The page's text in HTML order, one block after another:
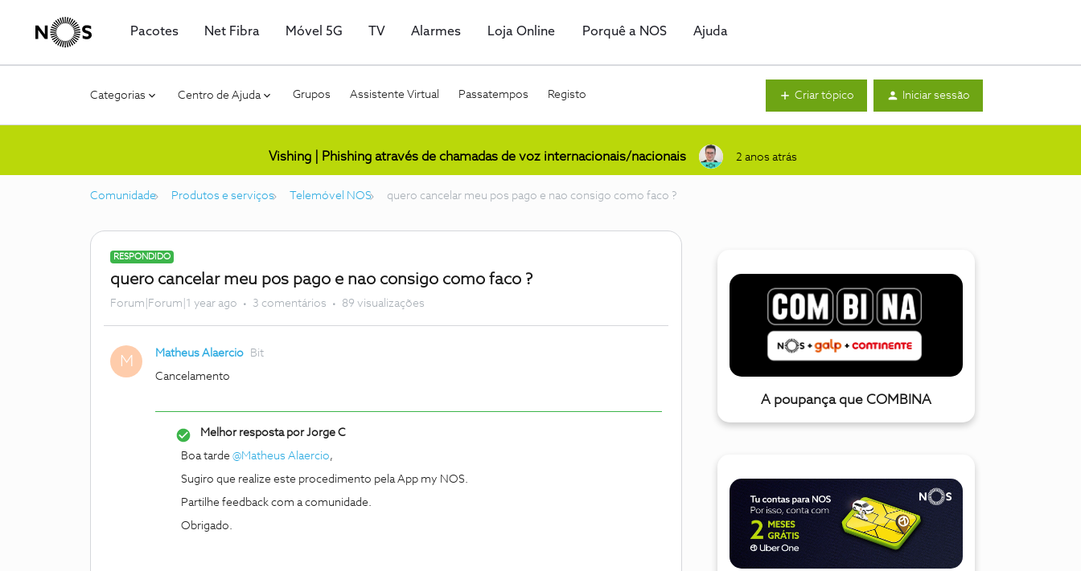
Pacotes Net Fibra Móvel 5G TV Alarmes Loja Online Porquê a NOS Ajuda
Categorias Centro de Ajuda Grupos Assistente Virtual Passatempos Registo Criar tópico Iniciar sessão
Vishing | Phishing através de chamadas de voz internacionais/nacionais 2 anos atrás
Comunidade Produtos e serviços Telemóvel NOS quero cancelar meu pos pago e nao consigo como faco ?
RESPONDIDO
quero cancelar meu pos pago e nao consigo como faco ?
Forum|Forum|1 year ago 3 comentários 89 visualizações
M Matheus Alaercio Bit
Cancelamento
Melhor resposta porJorge C
Boa tarde @Matheus Alaercio,
Sugiro que realize este procedimento pela App my NOS.
Partilhe feedback com a comunidade.
Obrigado.
A poupança que COMBINA